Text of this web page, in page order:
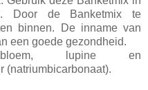
Door de Banketmix te
binnen. De inname van
een goede gezondheid.
lupine en
(natriumbicarbonaat).